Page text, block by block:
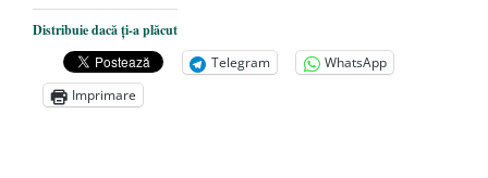
DANA KONYA-PETRIȘOR, ÎNTRU
VEȘNICĂ POMENIRE
- 17 martie 2021
ÎNĂLȚATU-S-A! - 28 mai 2020
Sic credo – Francisco Franco (1892-1975)
Distribuie dacă ți-a plăcut
Telegram
WhatsApp
Imprimare